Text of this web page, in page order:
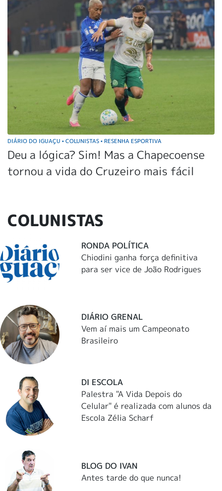
DIÁRIO DO IGUAÇU • COLUNISTAS • RESENHA ESPORTIVA
Deu a lógica? Sim! Mas a Chapecoense
tornou a vida do Cruzeiro mais fácil
COLUNISTAS
RONDA POLÍTICA
Chiodini ganha força definitiva
para ser vice de João Rodrigues
DIÁRIO GRENAL
Vem aí mais um Campeonato
Brasileiro
DI ESCOLA
Palestra "A Vida Depois do
Celular" é realizada com alunos da
Escola Zélia Scharf
BLOG DO IVAN
Antes tarde do que nunca!